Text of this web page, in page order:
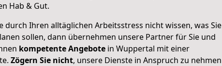
Hab & Gut.
durch Ihren alltäglichen Arbeitsstress nicht wissen, was Sie
sollen, dann übernehmen unsere Partner für Sie und
kompetente Angebote in Wuppertal mit einer
Zögern Sie nicht, unsere Dienste in Anspruch zu nehmen